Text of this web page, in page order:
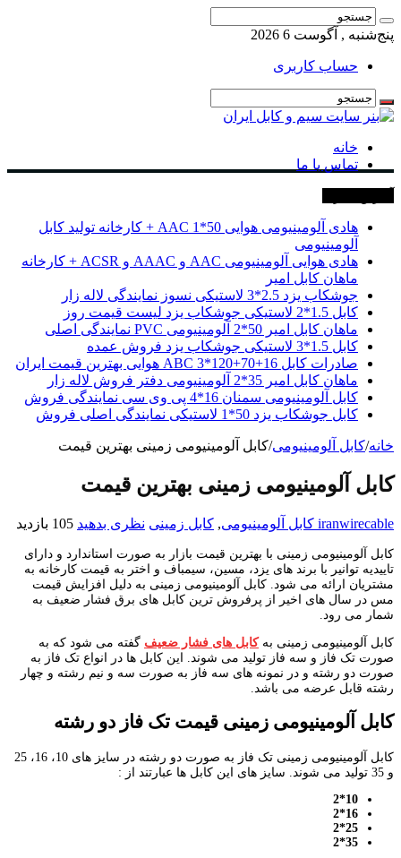
پنج‌شنبه , آگوست 6 2026
حساب کاربری
خانه
تماس با ما
هادی آلومینیومی هوایی 50*1 AAC + کارخانه تولید کابل
آلومینیومی
هادی هوایی آلومینیومی AAC و AAAC و ACSR + کارخانه
ماهان کابل امیر
جوشکاب یزد 2.5*3 لاستیکی نسوز نمایندگی لاله زار
کابل 1.5*2 لاستیکی جوشکاب یزد لیست قیمت روز
ماهان کابل امیر 50*2 آلومینیومی PVC نمایندگی اصلی
کابل 1.5*3 لاستیکی جوشکاب یزد فروش عمده
صادرات کابل 16+70+120*3 ABC هوایی بهترین قیمت ایران
ماهان کابل امیر 35*2 آلومینیومی دفتر فروش لاله زار
کابل آلومینیومی سمنان 16*4 پی وی سی نمایندگی فروش
کابل جوشکاب یزد 50*1 لاستیکی نمایندگی اصلی فروش
خانه/کابل آلومینیومی/کابل آلومینیومی زمینی بهترین قیمت
کابل آلومینیومی زمینی بهترین قیمت
iranwirecable کابل آلومینیومی, کابل زمینی نظری بدهید 105 بازدید
کابل آلومینیومی زمینی با بهترین قیمت بازار به صورت استاندارد و دارای
تاییدیه توانیر با برند های یزد، مسین، سیمباف و اختر به قیمت کارخانه به
مشتریان ارائه می شود. کابل آلومینیومی زمینی به دلیل افزایش قیمت
مس در سال های اخیر از پرفروش ترین کابل های برق فشار ضعیف به
شمار می رود.
کابل آلومینیومی زمینی بهکابل های فشار ضعیف گفته می شود که به
صورت تک فاز و سه فاز تولید می شوند. این کابل ها در انواع تک فاز به
صورت دو رشته و در نمونه های سه فاز به صورت سه و نیم رشته و چهار
رشته قابل عرضه می باشد.
کابل آلومینیومی زمینی قیمت تک فاز دو رشته
کابل آلومینیومی زمینی تک فاز به صورت دو رشته در سایز های 10، 16، 25
و 35 تولید می شوند. سایز های این کابل ها عبارتند از :
10*2
16*2
25*2
35*2